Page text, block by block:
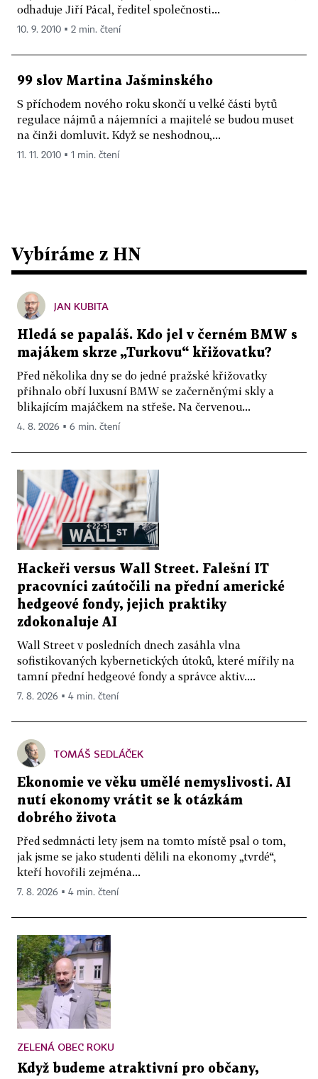
odhaduje Jiří Pácal, ředitel společnosti...
10. 9. 2010 ▪ 2 min. čtení
99 slov Martina Jašminského
S příchodem nového roku skončí u velké části bytů
regulace nájmů a nájemníci a majitelé se budou muset
na činži domluvit. Když se neshodnou,...
11. 11. 2010 ▪ 1 min. čtení
Vybíráme z HN
JAN KUBITA
Hledá se papaláš. Kdo jel v černém BMW s
majákem skrze „Turkovu“ křižovatku?
Před několika dny se do jedné pražské křižovatky
přihnalo obří luxusní BMW se začerněnými skly a
blikajícím majáčkem na střeše. Na červenou...
4. 8. 2026 ▪ 6 min. čtení
Hackeři versus Wall Street. Falešní IT
pracovníci zaútočili na přední americké
hedgeové fondy, jejich praktiky
zdokonaluje AI
Wall Street v posledních dnech zasáhla vlna
sofistikovaných kybernetických útoků, které mířily na
tamní přední hedgeové fondy a správce aktiv....
7. 8. 2026 ▪ 4 min. čtení
TOMÁŠ SEDLÁČEK
Ekonomie ve věku umělé nemyslivosti. AI
nutí ekonomy vrátit se k otázkám
dobrého života
Před sedmnácti lety jsem na tomto místě psal o tom,
jak jsme se jako studenti dělili na ekonomy „tvrdé“,
kteří hovořili zejména...
7. 8. 2026 ▪ 4 min. čtení
ZELENÁ OBEC ROKU
Když budeme atraktivní pro občany,